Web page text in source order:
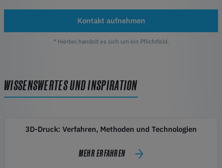
Kontakt aufnehmen
* Hierbei handelt es sich um ein Pflichtfeld.
WISSENSWERTES UND INSPIRATION
3D-Druck: Verfahren, Methoden und Technologien
MEHR ERFAHREN